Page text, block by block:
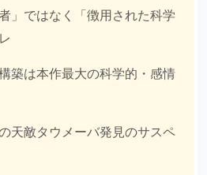
」ではなく「徴用された科学
築は本作最大の科学的・感情
天敵タウメーバ発見のサスペ